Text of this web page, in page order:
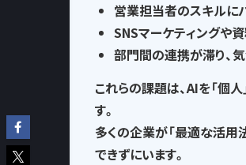
営業担当者のスキルに
SNSマーケティングや資
部門間の連携が滞り、
これらの課題は、AIを「個
す。
多くの企業が「最適な活用
できずにいます。